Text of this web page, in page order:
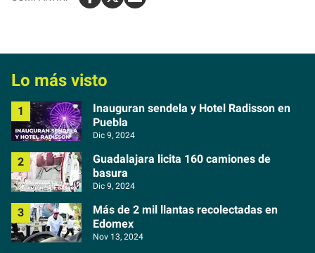
Lo más visto
Inauguran sendela y Hotel Radisson en
Puebla
Dic 9, 2024
Guadalajara licita 160 camiones de
basura
Dic 9, 2024
Más de 2 mil llantas recolectadas en
Edomex
Nov 13, 2024